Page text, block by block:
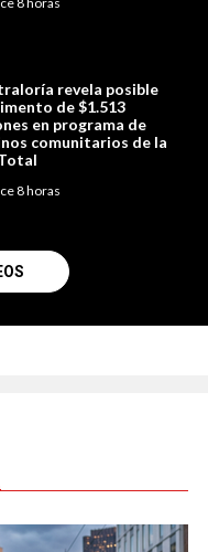
revela posible
de $1.513
en programa de
comunitarios de la
8 horas